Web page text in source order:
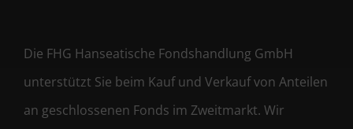
Die FHG Hanseatische Fondshandlung GmbH
unterstützt Sie beim Kauf und Verkauf von Anteilen
an geschlossenen Fonds im Zweitmarkt. Wir